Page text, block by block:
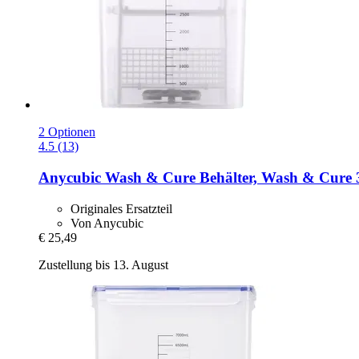
2 Optionen
4.5 (13)
Anycubic Wash & Cure Behälter, Wash & Cure
Originales Ersatzteil
Von Anycubic
€ 25,49
Zustellung bis 13. August